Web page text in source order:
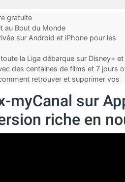
gratuite
au Bout du Monde
sur Android et iPhone pour les
la Liga débarque sur Disney+ et
des centaines de films et 7 jours
retrouver et supprimer vos
myCanal sur
riche en